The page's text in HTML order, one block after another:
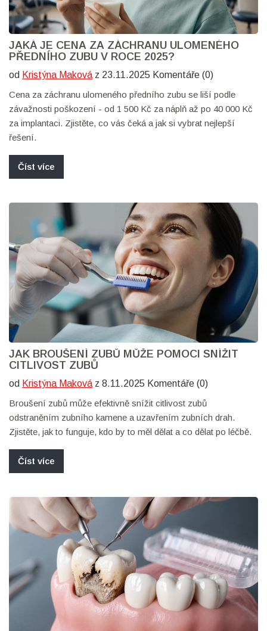
JAKÁ JE CENA ZA ZÁCHRANU ULOMENÉHO
PŘEDNÍHO ZUBU V ROCE 2025?
od Kristýna Maková z 23.11.2025 Komentáře (0)
Cena za záchranu ulomeného předního zubu se liší podle
závažnosti poškození - od 1 500 Kč za náplň až po 40 000 Kč
za implantaci. Zjistěte, co vás čeká a jak si vybrat nejlepší
řešení.
Číst více
JAK BROUŠENÍ ZUBŮ MŮŽE POMOCI SNÍŽIT
CITLIVOST ZUBŮ
od Kristýna Maková z 8.11.2025 Komentáře (0)
Broušení zubů může efektivně snížit citlivost zubů
odstraněním zubního kamene a uzavřením zubních drah.
Zjistěte, jak to funguje, kdo by to měl dělat a co dělat po léčbě.
Číst více